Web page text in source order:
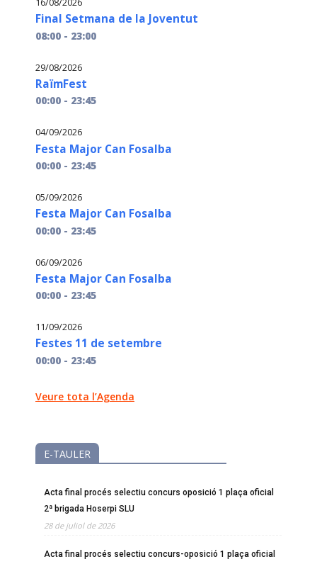
16/08/2026
Final Setmana de la Joventut
08:00 - 23:00
29/08/2026
RaïmFest
00:00 - 23:45
04/09/2026
Festa Major Can Fosalba
00:00 - 23:45
05/09/2026
Festa Major Can Fosalba
00:00 - 23:45
06/09/2026
Festa Major Can Fosalba
00:00 - 23:45
11/09/2026
Festes 11 de setembre
00:00 - 23:45
Veure tota l’Agenda
E-TAULER
Acta final procés selectiu concurs oposició 1 plaça oficial
2ª brigada Hoserpi SLU
28 de juliol de 2026
Acta final procés selectiu concurs-oposició 1 plaça oficial